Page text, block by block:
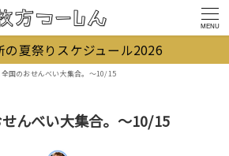
MENU
の夏祭りスケジュール2026
全国のおせんべい大集合。〜10/15
んべい大集合。〜10/15